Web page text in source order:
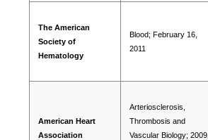
The American
Society of
Hematology
Blood; February 16,
2011
American Heart
Association
Arteriosclerosis,
Thrombosis and
Vascular Biology; 2009,